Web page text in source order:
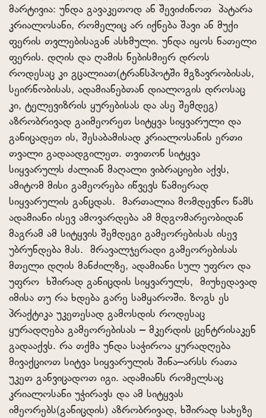
მარტივია: უნდა გავაკეთოდ ან შევიძინოთ პატარა
კრიალოსანი, რომელიც არ იქნება შავი ან მუქი
ფერის თვლებისაგან ასხმული. უნდა იყოს ნათელი
ფერის. დღის და ღამის ნებისმიერ დროს
როდესაც კი გცალიათ(ტრანსპოტში მგზავრობისას,
სეირნობისას, ადამიანებთან დიალოგის დროსაც
კი, ტელევიზრის ყურებისას და ასე შემდეგ)
აზრობრივად გაიმეორეთ სიტყვა სიყვარული და
განიცადეთ ის, შესაბამისად კრიალოსანის ერთი
თვალი გადაადგილეთ. თვითონ სიტყვა
სიყვარულს ძალიან მაღალი ვიბრაციები აქვს,
ამიტომ მისი გამეორება იწვევს წამიერად
სიყვარულის განცდას. მართალია მომდევნო წამს
ადამიანი ისევ ამოვარდება ამ მდგომარეობიდან
მაგრამ ამ სიტყვის შემდეგი გამეორებისას ისევ
უბრუნდება მას. მრავალჯერადი გამეორებისას
მთელი დღის მანძილზე, ადამიანი სულ უფრო და
უფრო ხშირად განიცდის სიყვარულს, მიუხედავად
იმისა თუ რა ხდება გარე სამყაროში. ზოგს ეს
პრაქტიკა უკეთესად გამოსდის როდესაც
ყურადღება გამეორებისას – მკერდის ცენტრისაკენ
გადააქვს. რა თქმა უნდა საჭიროა ყურადღება
მივაქციოთ სიტვა სიყვარულის შინა–არსს რათა
უკეთ განვიცადოთ იგი. ადამიანს რომელსაც
კრიალოსანი უჭირავს და ამ სიტყვას
იმეორებს(განიცდის) აზრობრივად, ხშირად სახეზე